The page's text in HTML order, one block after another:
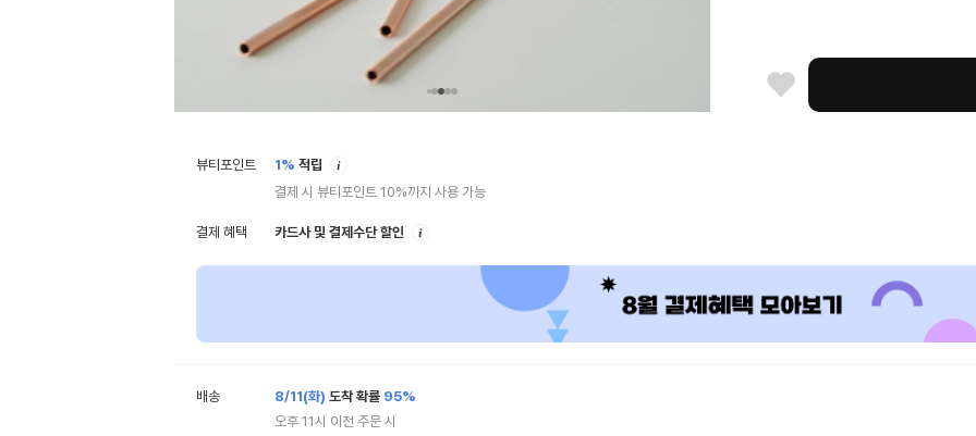
뷰티포인트 1% 적립
결제 시 뷰티포인트 10%까지 사용 가능
결제 혜택 카드사 및 결제수단 할인
배송 8/11(화) 도착 확률 95%
오후 11시 이전 주문 시